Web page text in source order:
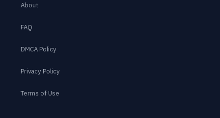
About
FAQ
DMCA Policy
Privacy Policy
Terms of Use